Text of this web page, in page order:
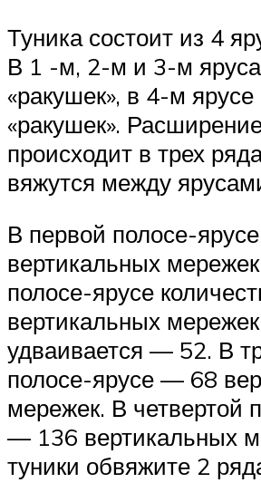
Туника состоит из 4
В 1 -м, 2-м и 3-м
«ракушек», в 4-м
«ракушек».
происходит в трех
вяжутся между
В первой полосе-
вертикальных
полосе-ярусе
вертикальных мережек
удваивается — 52. В
полосе-ярусе — 68
мережек. В четвертой
— 136 вертикальных
туники обвяжите 2